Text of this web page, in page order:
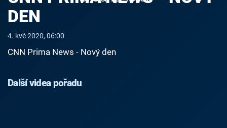
DEN
4. kvě 2020, 06:00
CNN Prima News - Nový den
Další videa pořadu